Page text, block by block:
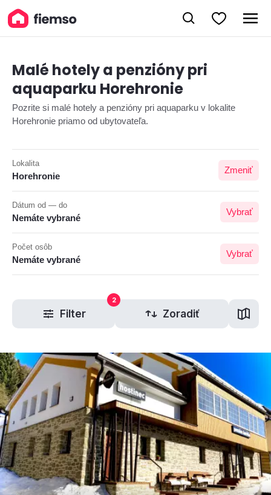
Malé hotely a penzióny pri
aquaparku Horehronie
Pozrite si malé hotely a penzióny pri aquaparku v lokalite
Horehronie priamo od ubytovateľa.
Lokalita
Horehronie
Zmeniť
Dátum od — do
Nemáte vybrané
Vybrať
Počet osôb
Nemáte vybrané
Vybrať
Filter
2
Zoradiť